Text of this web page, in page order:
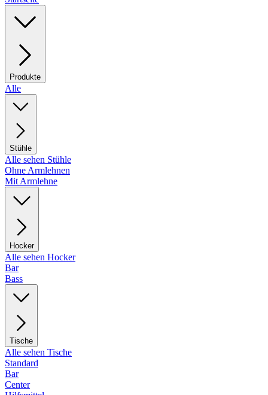
Produkte
Alle
Stühle
Alle sehen Stühle
Ohne Armlehnen
Mit Armlehne
Hocker
Alle sehen Hocker
Bar
Bass
Tische
Alle sehen Tische
Standard
Bar
Center